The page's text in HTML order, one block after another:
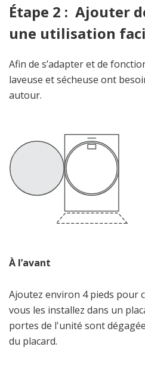
Étape 2 : Ajouter
une utilisation
Afin de s’adapter et de
laveuse et sécheuse ont
autour.
À l’avant
Ajoutez environ 4 pieds pour
vous les installez dans un
portes de l'unité sont
du placard.